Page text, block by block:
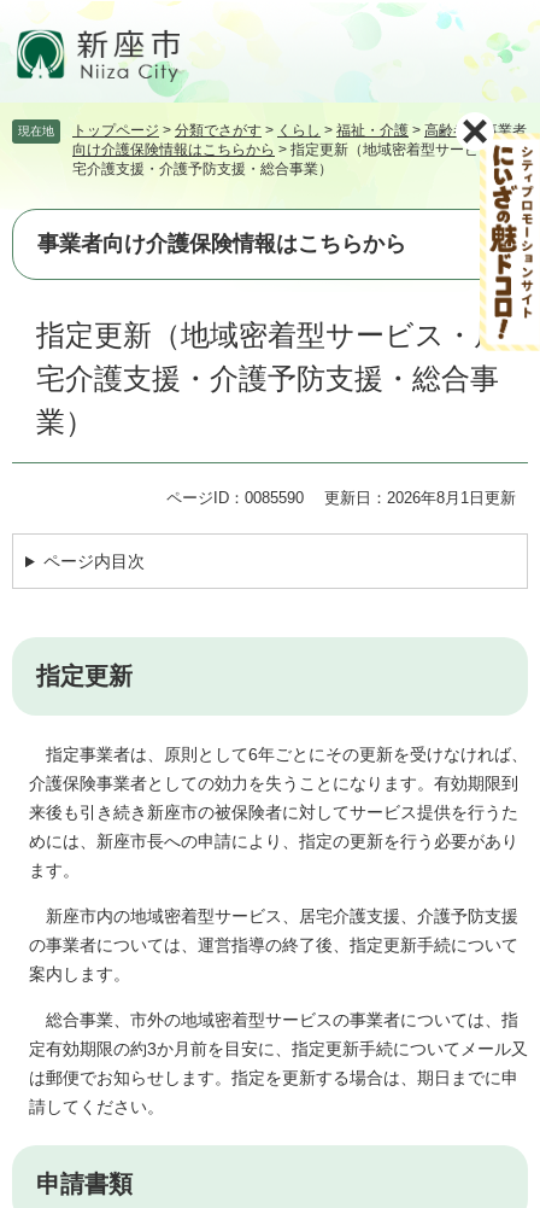
頭飛
て
文
現在地 トップページ > 分類でさがす > くらし > 福祉・介護 > 高齢者>事業者
向け介護保険情報はこちらから > 指定更新（地域密着型サービス・居
宅介護支援・介護予防支援・総合事業）
事業者向け介護保険情報はこちらから
指定更新（地域密着型サービス・居
宅介護支援・介護予防支援・総合事
業）
ページID：0085590 更新日：2026年8月1日更新
ページ内目次
指定更新
指定事業者は、原則として6年ごとにその更新を受けなければ、
介護保険事業者としての効力を失うことになります。有効期限到
来後も引き続き新座市の被保険者に対してサービス提供を行うた
めには、新座市長への申請により、指定の更新を行う必要があり
ます。
新座市内の地域密着型サービス、居宅介護支援、介護予防支援
の事業者については、運営指導の終了後、指定更新手続について
案内します。
総合事業、市外の地域密着型サービスの事業者については、指
定有効期限の約3か月前を目安に、指定更新手続についてメール又
は郵便でお知らせします。指定を更新する場合は、期日までに申
請してください。
申請書類